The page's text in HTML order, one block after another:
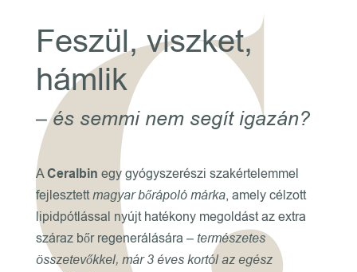
Feszül, viszket,
hámlik
– és semmi nem segít igazán?
ACeralbin egy gyógyszerészi szakértelemmel
fejlesztettmagyar bőrápoló márka, amely célzott
lipidpótlással nyújt hatékony megoldást az extra
száraz bőr regenerálására – természetes
összetevőkkel, már 3 éves kortól az egész